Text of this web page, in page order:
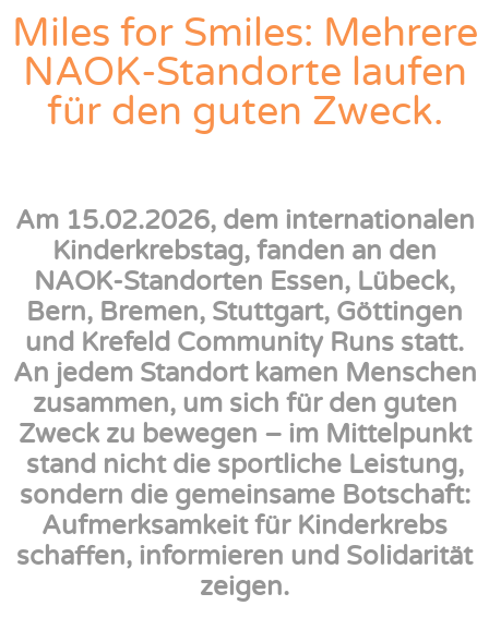
Miles for Smiles: Mehrere
NAOK-Standorte laufen
für den guten Zweck.
Am 15.02.2026, dem internationalen
Kinderkrebstag, fanden an den
NAOK-Standorten Essen, Lübeck,
Bern, Bremen, Stuttgart, Göttingen
und Krefeld Community Runs statt.
An jedem Standort kamen Menschen
zusammen, um sich für den guten
Zweck zu bewegen – im Mittelpunkt
stand nicht die sportliche Leistung,
sondern die gemeinsame Botschaft:
Aufmerksamkeit für Kinderkrebs
schaffen, informieren und Solidarität
zeigen.